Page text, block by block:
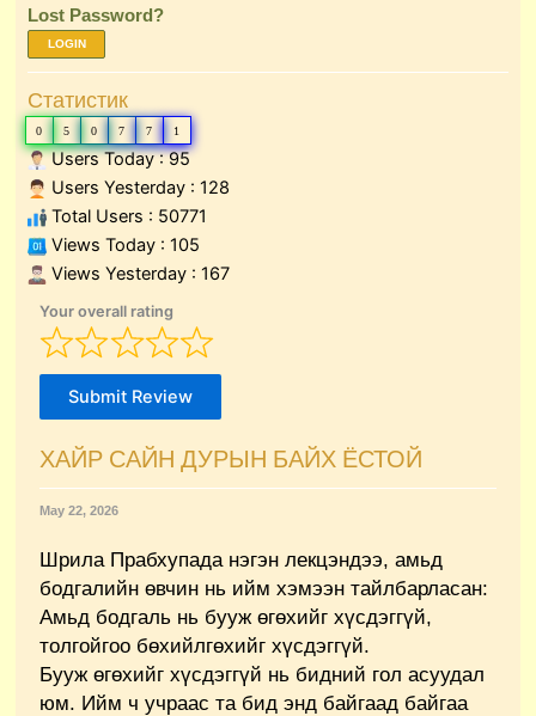
Lost Password?
LOGIN
Статистик
0 5 0 7 7 1
Users Today : 95
Users Yesterday : 128
Total Users : 50771
Views Today : 105
Views Yesterday : 167
Your overall rating
Submit Review
ХАЙР САЙН ДУРЫН БАЙХ ЁСТОЙ
May 22, 2026
Шрила Прабхупада нэгэн лекцэндээ, амьд
бодгалийн өвчин нь ийм хэмээн тайлбарласан:
Амьд бодгаль нь бууж өгөхийг хүсдэггүй,
толгойгоо бөхийлгөхийг хүсдэггүй.
Бууж өгөхийг хүсдэггүй нь бидний гол асуудал
юм. Ийм ч учраас та бид энд байгаад байгаа